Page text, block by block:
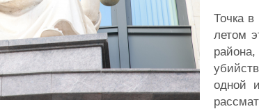
Точка
летом
одной